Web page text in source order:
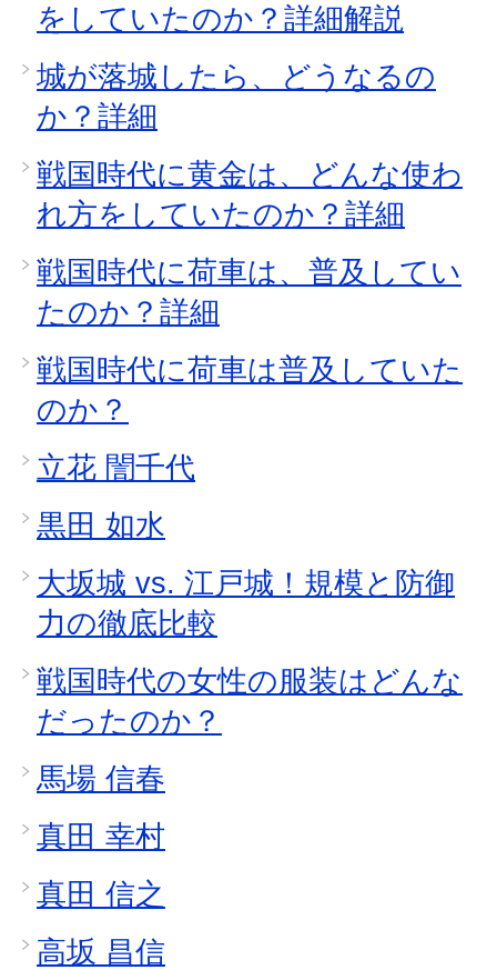
をしていたのか？詳細解説
城が落城したら、どうなるの
か？詳細
戦国時代に黄金は、どんな使わ
れ方をしていたのか？詳細
戦国時代に荷車は、普及してい
たのか？詳細
戦国時代に荷車は普及していた
のか？
立花 誾千代
黒田 如水
大坂城 vs. 江戸城！規模と防御
力の徹底比較
戦国時代の女性の服装はどんな
だったのか？
馬場 信春
真田 幸村
真田 信之
高坂 昌信